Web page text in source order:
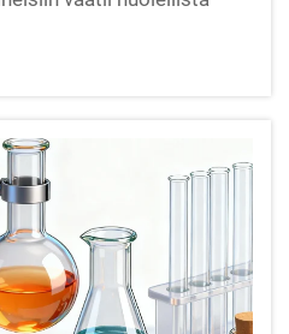
ja mahdollisten
arviointia.
jotka etsivät